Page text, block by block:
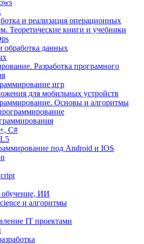
и реализация операционных
Теоретические книги и учебники
обработка данных
Разработка програмного
игр
для мобильных устройств
Основы и алгоритмы
С#
под Android и IOS
ИИ
и алгоритмы
IT проектами